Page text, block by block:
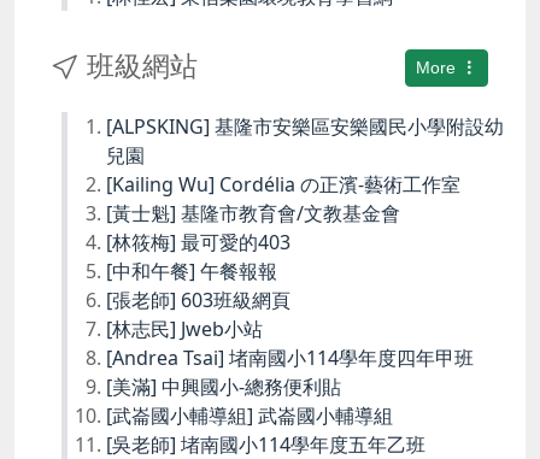
More
班級網站
[ALPSKING] 基隆市安樂區安樂國民小學附設幼
兒園
[Kailing Wu] Cordélia の正濱-藝術工作室
[黃士魁] 基隆市教育會/文教基金會
[林筱梅] 最可愛的403
[中和午餐] 午餐報報
[張老師] 603班級網頁
[林志民] Jweb小站
[Andrea Tsai] 堵南國小114學年度四年甲班
[美滿] 中興國小-總務便利貼
[武崙國小輔導組] 武崙國小輔導組
[吳老師] 堵南國小114學年度五年乙班